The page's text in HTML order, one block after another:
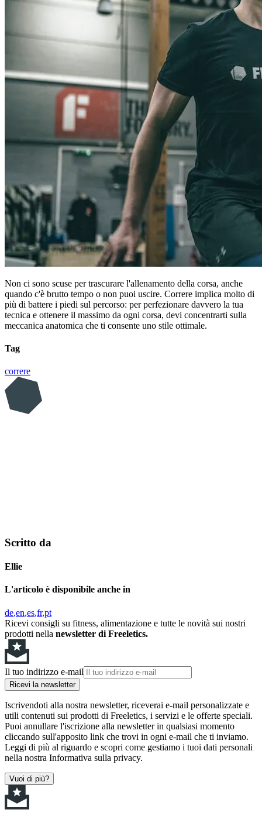
Non ci sono scuse per trascurare l'allenamento della corsa, anche
quando c'è brutto tempo o non puoi uscire. Correre implica molto di
più di battere i piedi sul percorso: per perfezionare davvero la tua
tecnica e ottenere il massimo da ogni corsa, devi concentrarti sulla
meccanica anatomica che ti consente uno stile ottimale.
Tag
correre
Scritto da
Ellie
L'articolo è disponibile anche in
de en es fr pt
Ricevi consigli su fitness, alimentazione e tutte le novità sui nostri
prodotti nella newsletter di Freeletics.
Il tuo indirizzo e-mail
Ricevi la newsletter
Iscrivendoti alla nostra newsletter, riceverai e-mail personalizzate e
utili contenuti sui prodotti di Freeletics, i servizi e le offerte speciali.
Puoi annullare l'iscrizione alla newsletter in qualsiasi momento
cliccando sull'apposito link che trovi in ogni e-mail che ti inviamo.
Leggi di più al riguardo e scopri come gestiamo i tuoi dati personali
nella nostra Informativa sulla privacy.
Vuoi di più?